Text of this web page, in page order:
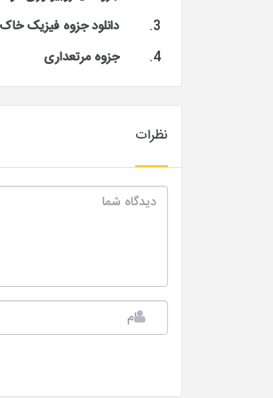
دانلود جزوه فیزیک
جزوه مرتعداری
نظرات